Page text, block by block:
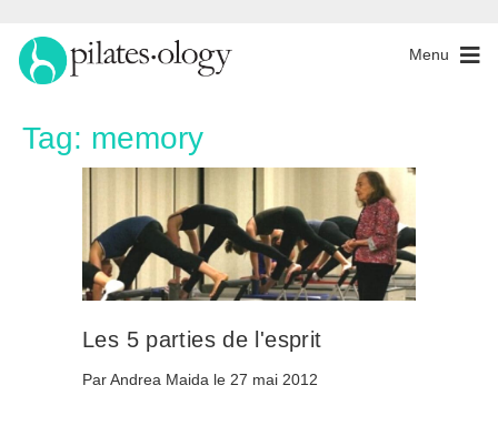
Menu
Tag: memory
Les 5 parties de l'esprit
Par Andrea Maida le 27 mai 2012